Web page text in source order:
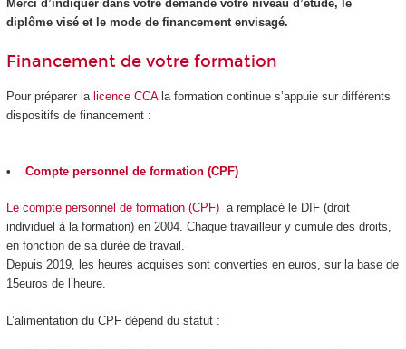
Merci d’indiquer dans votre demande votre niveau d’étude, le
diplôme visé et le mode de financement envisagé.
Financement de votre formation
Pour préparer la licence CCAla formation continue s’appuie sur différents
dispositifs de financement :
• Compte personnel de formation (CPF)
Le compte personnel de formation (CPF)a remplacé le DIF (droit
individuel à la formation) en 2004. Chaque travailleur y cumule des droits,
en fonction de sa durée de travail.
Depuis 2019, les heures acquises sont converties en euros, sur la base de
15euros de l’heure.
L’alimentation du CPF dépend du statut :